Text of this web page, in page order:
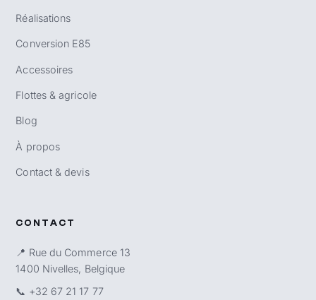
Réalisations
Conversion E85
Accessoires
Flottes & agricole
Blog
À propos
Contact & devis
CONTACT
📍 Rue du Commerce 13
1400 Nivelles, Belgique
📞 +32 67 21 17 77